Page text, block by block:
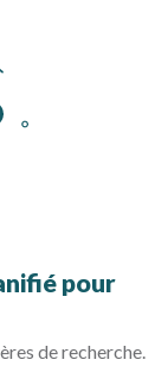
pour
de recherche.